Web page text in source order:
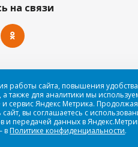
на связи
работы сайта, повышения удобства
а также для аналитики мы
сервис Яндекс Метрика. Продолжая
сайт, вы соглашаетесь с
и передачей данных в
вПолитике конфиденциальности.